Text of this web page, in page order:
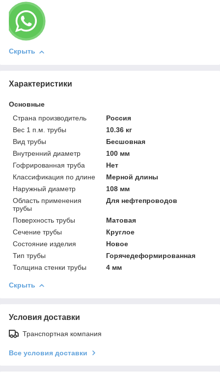
Скрыть
Характеристики
Основные
Страна производитель
Россия
Вес 1 п.м. трубы
10.36 кг
Вид трубы
Бесшовная
Внутренний диаметр
100 мм
Гофрированная труба
Нет
Классификация по длине
Мерной длины
Наружный диаметр
108 мм
Область применения
трубы
Для нефтепроводов
Поверхность трубы
Матовая
Сечение трубы
Круглое
Состояние изделия
Новое
Тип трубы
Горячедеформированная
Толщина стенки трубы
4 мм
Скрыть
Условия доставки
Транспортная компания
Все условия доставки